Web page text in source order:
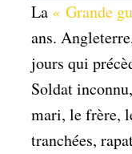
La « Grande
ans.
jours qui
Soldat
mari, le frère,
tranchées,